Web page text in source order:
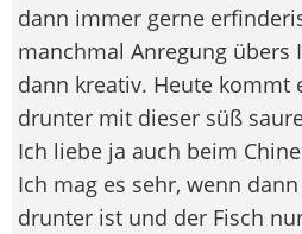
dann immer gerne
manchmal Anregung übers
dann kreativ. Heute kommt
drunter mit dieser süß
Ich liebe ja auch beim
Ich mag es sehr, wenn
drunter ist und der Fisch